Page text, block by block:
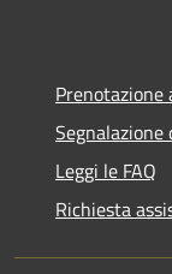
Segnalazione
Leggi le FAQ
Richiesta